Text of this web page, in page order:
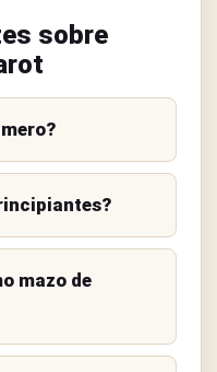
sobre
mazo de